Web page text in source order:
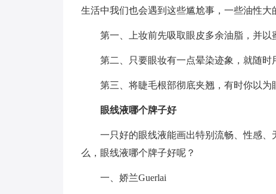
生活中我们也会遇到这些尴尬事，一些油性
第一、上妆前先吸取眼皮多余油脂，并以
第二、只要眼妆有一点晕染迹象，就随时
第三、将睫毛根部彻底夹翘，有时你以为
眼线液哪个牌子好
一只好的眼线液能画出特别流畅、性感
么，眼线液哪个牌子好呢？
一、娇兰Guerlai